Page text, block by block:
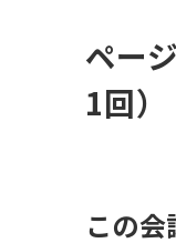
ペー
1回）
この会